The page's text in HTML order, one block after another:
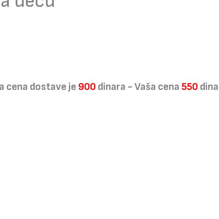
cena dostave je 900 dinara - Vaša cena 550